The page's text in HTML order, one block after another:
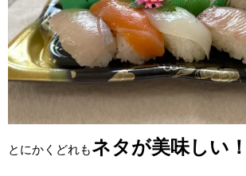
とにかくどれも ネタが美味しい！